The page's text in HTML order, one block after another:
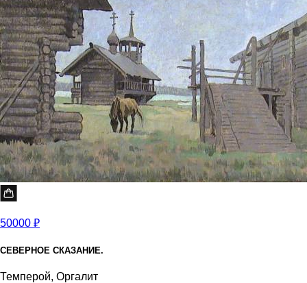
50000 ₽
СЕВЕРНОЕ СКАЗАНИЕ.
Темперой, Оргалит